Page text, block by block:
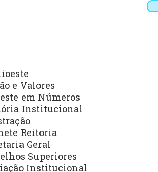
Sistemas
Telefones
Virtual
Campus
e Valores
em Números
Institucional
Reitoria
Geral
Superiores
Institucional